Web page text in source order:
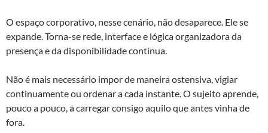
O espaço corporativo, nesse cenário, não desaparece. Ele se
expande. Torna-se rede, interface e lógica organizadora da
presença e da disponibilidade contínua.
Não é mais necessário impor de maneira ostensiva, vigiar
continuamente ou ordenar a cada instante. O sujeito aprende,
pouco a pouco, a carregar consigo aquilo que antes vinha de
fora.